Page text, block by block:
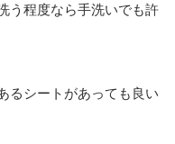
う程度なら手洗いでも許
るシートがあっても良い